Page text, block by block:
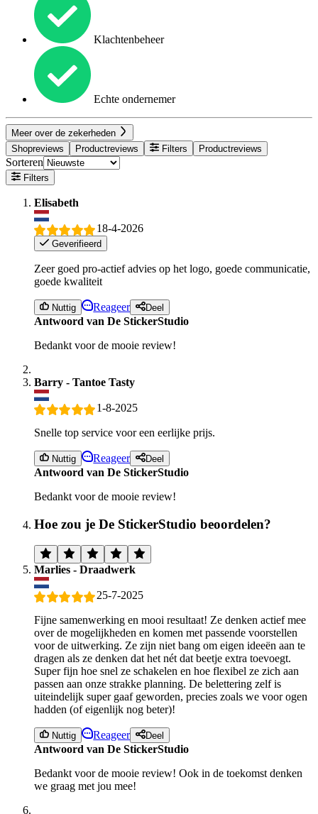
Klachtenbeheer
Echte ondernemer
Meer over de zekerheden
Shopreviews
Productreviews Filters Productreviews
Sorteren
Filters
Elisabeth
18-4-2026
Geverifieerd
Zeer goed pro-actief advies op het logo, goede communicatie,
goede kwaliteit
Nuttig Reageer Deel
Antwoord van De StickerStudio
Bedankt voor de mooie review!
Barry - Tantoe Tasty
1-8-2025
Snelle top service voor een eerlijke prijs.
Nuttig Reageer Deel
Antwoord van De StickerStudio
Bedankt voor de mooie review!
Hoe zou je De StickerStudio beoordelen?
Marlies - Draadwerk
25-7-2025
Fijne samenwerking en mooi resultaat! Ze denken actief mee
over de mogelijkheden en komen met passende voorstellen
voor de uitwerking. Ze zijn niet bang om eigen ideeën aan te
dragen als ze denken dat het nét dat beetje extra toevoegt.
Super fijn hoe snel ze schakelen en hoe flexibel ze zich aan
passen aan onze strakke planning. De belettering zelf is
uiteindelijk super gaaf geworden, precies zoals we voor ogen
hadden (of eigenlijk nog beter)!
Nuttig Reageer Deel
Antwoord van De StickerStudio
Bedankt voor de mooie review! Ook in de toekomst denken
we graag met jou mee!